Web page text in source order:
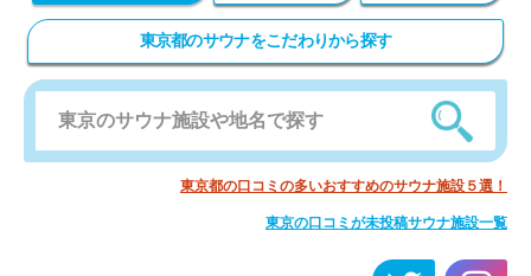
東京都のサウナをこだわりから探す
東京都の口コミの多いおすすめのサウナ施設５選！
東京の口コミが未投稿サウナ施設一覧